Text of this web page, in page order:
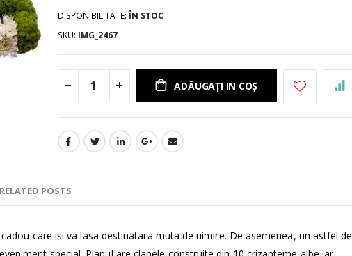
DISPONIBILITATE: ÎN STOC
SKU IMG_2467
ADĂUGAȚI IN COȘ
care isi va lasa destinatara muta de uimire. De asemenea, un astfel de
RELATED POSTS